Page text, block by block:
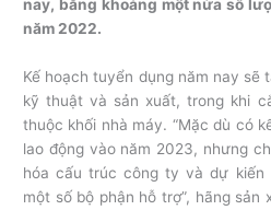
nay, bằng khoảng một nửa số
năm 2022.
Kế hoạch tuyển dụng năm nay sẽ
kỹ thuật và sản xuất, trong khi
thuộc khối nhà máy. “Mặc dù có
lao động vào năm 2023, nhưng
hóa cấu trúc công ty và dự kiến
một số bộ phận hỗ trợ”, hãng